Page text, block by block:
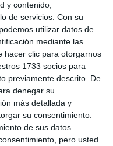
y contenido,
de servicios. Con su
utilizar datos de
mediante las
hacer clic para otorgarnos
1733 socios para
previamente descrito. De
denegar su
más detallada y
su consentimiento.
de sus datos
pero usted